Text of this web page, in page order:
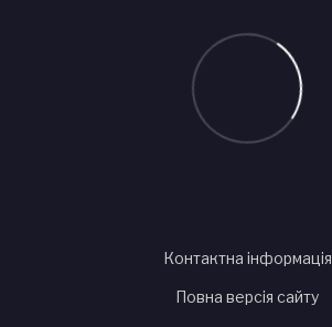
Контактна інформація
Повна версія сайту